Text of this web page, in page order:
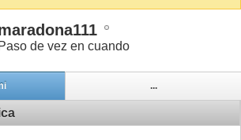
Paso de vez en cuando
...